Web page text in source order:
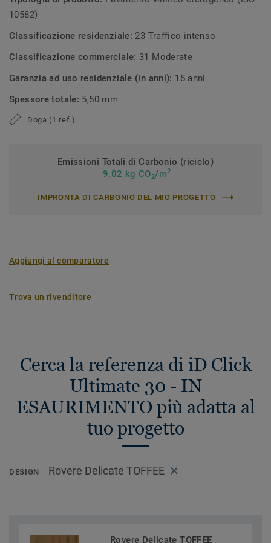
10582)
Classificazione residenziale: 23 Traffico intenso
Classificazione commerciale: 31 Moderate
Garanzia ad uso residenziale (in anni): 15 anni
Spessore totale: 5,50 mm
Doga (1 ref.)
Emissioni Totali di Carbonio (riciclo)
9.02 kg CO2/m2
IMPRONTA DI CARBONIO DEL MIO PROGETTO
Aggiungi al comparatore
Trova un rivenditore
Cerca la referenza di iD Click
Ultimate 30 - IN
ESAURIMENTO più adatta al
tuo progetto
DESIGN Rovere Delicate TOFFEE
Rovere Delicate TOFFEE